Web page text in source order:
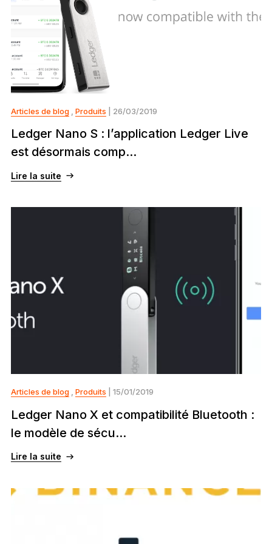
Articles de blog, Produits | 26/03/2019
Ledger Nano S : l’application Ledger Live
est désormais comp...
Lire la suite
Articles de blog, Produits | 15/01/2019
Ledger Nano X et compatibilité Bluetooth :
le modèle de sécu...
Lire la suite